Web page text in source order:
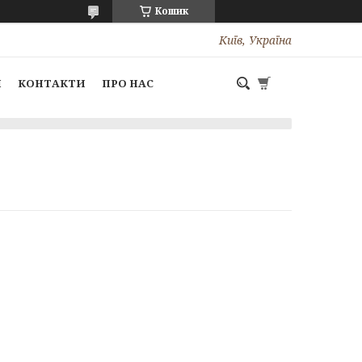
Кошик
Київ, Україна
КОНТАКТИ ПРО НАС